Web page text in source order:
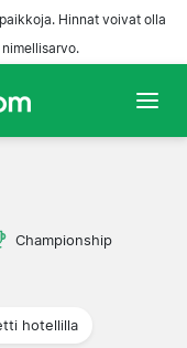
Hinnat voivat olla
Championship
hotellilla